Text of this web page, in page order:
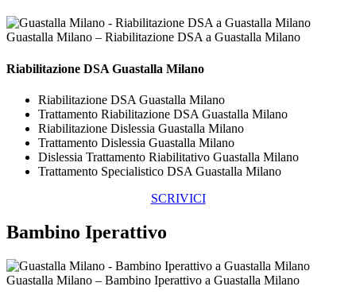
Guastalla Milano – Riabilitazione DSA a Guastalla Milano
Riabilitazione DSA Guastalla Milano
Riabilitazione DSA Guastalla Milano
Trattamento Riabilitazione DSA Guastalla Milano
Riabilitazione Dislessia Guastalla Milano
Trattamento Dislessia Guastalla Milano
Dislessia Trattamento Riabilitativo Guastalla Milano
Trattamento Specialistico DSA Guastalla Milano
SCRIVICI
Bambino Iperattivo
Guastalla Milano – Bambino Iperattivo a Guastalla Milano